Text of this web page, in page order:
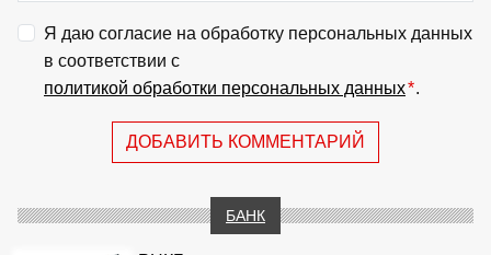
Я даю согласие на обработку персональных данных
в соответствии с
политикой обработки персональных данных*.
ДОБАВИТЬ КОММЕНТАРИЙ
БАНК